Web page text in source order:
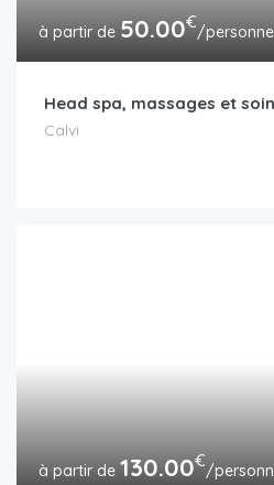
50.00€/personne
Head spa, massages et
Calvi
130.00€/